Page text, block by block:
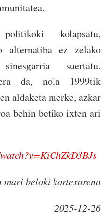
kolapsatu,
alternatiba ez zelako
suertatu.
da, nola 1999tik
aldaketa merke, azkar
behin betiko ixten ari
mari beloki kortexarena
2025-12-26